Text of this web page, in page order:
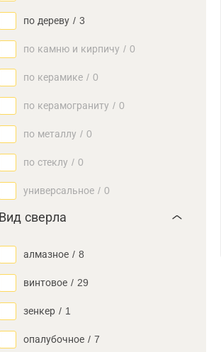
по дереву / 3
по камню и кирпичу / 0
по керамике / 0
по керамограниту / 0
по металлу / 0
по стеклу / 0
универсальное / 0
Вид сверла
алмазное / 8
винтовое / 29
зенкер / 1
опалубочное / 7